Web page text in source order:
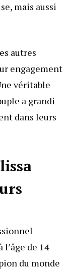
mais aussi
autres
engagement
véritable
a grandi
dans leurs
de 14
du monde